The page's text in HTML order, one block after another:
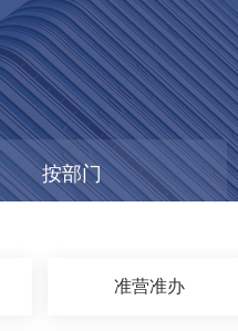
按部门
准营准办